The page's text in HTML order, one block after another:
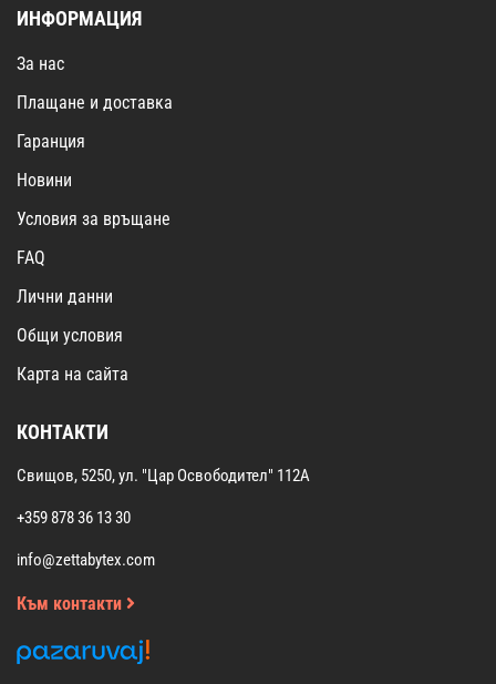
ИНФОРМАЦИЯ
За нас
Плащане и доставка
Гаранция
Новини
Условия за връщане
FAQ
Лични данни
Общи условия
Карта на сайта
КОНТАКТИ
Свищов, 5250, ул. "Цар Освободител" 112А
+359 878 36 13 30
info@zettabytex.com
Към контакти